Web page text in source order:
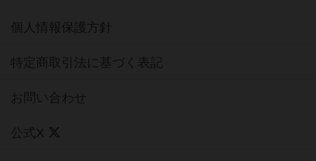
個人情報保護方針
特定商取引法に基づく表記
お問い合わせ
公式X